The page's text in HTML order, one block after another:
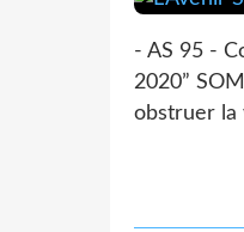
- AS 95 -
2020”
obstruer la